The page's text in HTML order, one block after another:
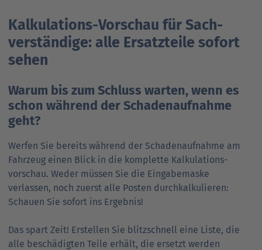
Kalkulations-Vorschau für Sach­
verständige: alle Ersatz­teile sofort
sehen
Warum bis zum Schluss warten, wenn es
schon während der Schaden­aufnahme
geht?
Werfen Sie bereits während der Schaden­aufnahme am
Fahrzeug einen Blick in die komplette Kalkulations­
vorschau. Weder müssen Sie die Eingabe­maske
verlassen, noch zuerst alle Posten durch­kalkulieren:
Schauen Sie sofort ins Ergebnis!
Das spart Zeit! Erstellen Sie blitz­schnell eine Liste, die
alle beschä­digten Teile erhält, die ersetzt werden